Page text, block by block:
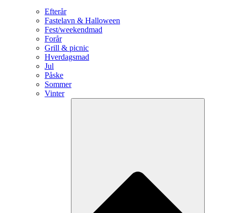
Efterår
Fastelavn & Halloween
Fest/weekendmad
Forår
Grill & picnic
Hverdagsmad
Jul
Påske
Sommer
Vinter